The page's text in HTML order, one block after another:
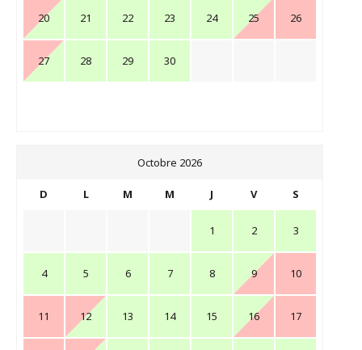
20 21 22 23 24 25 26
27 28 29 30
Octobre 2026
D L M M J V S
1 2 3
4 5 6 7 8 9 10
11 12 13 14 15 16 17